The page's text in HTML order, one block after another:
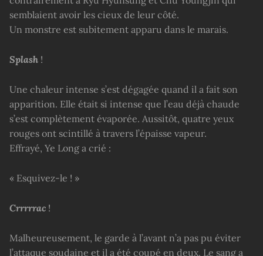
semblaient avoir les cieux de leur côté.
Un monstre est subitement apparu dans le marais.
Splash !
Une chaleur intense s’est dégagée quand il a fait son
apparition. Elle était si intense que l’eau déjà chaude
s’est complètement évaporée. Aussitôt, quatre yeux
rouges ont scintillé à travers l’épaisse vapeur.
Effrayé, Ye Long a crié :
« Esquivez-le ! »
Crrrrrac !
Malheureusement, le garde à l’avant n’a pas pu éviter
l’attaque soudaine et il a été coupé en deux. Le sang a